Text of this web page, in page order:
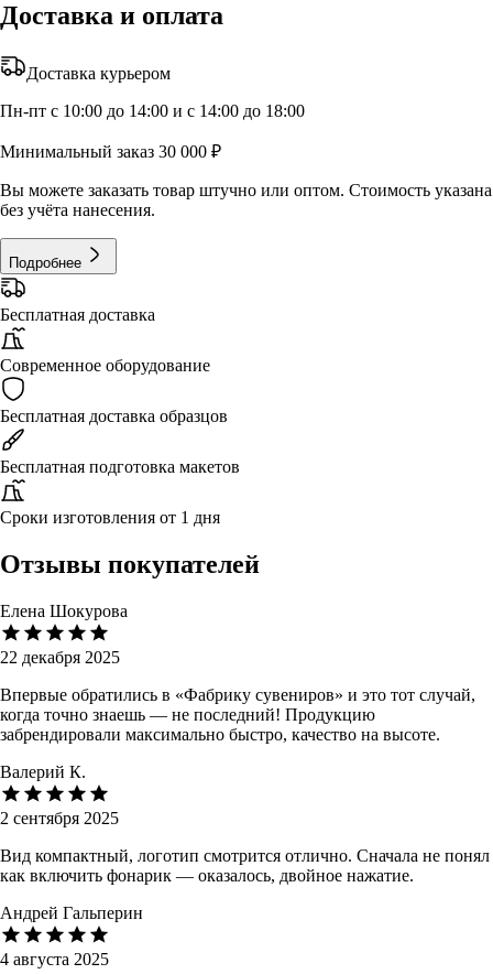
Доставка и оплата
Доставка курьером
Пн-пт с 10:00 до 14:00 и с 14:00 до 18:00
Минимальный заказ 30 000 ₽
Вы можете заказать товар штучно или оптом. Стоимость указана
без учёта нанесения.
Подробнее
Бесплатная доставка
Современное оборудование
Бесплатная доставка образцов
Бесплатная подготовка макетов
Сроки изготовления от 1 дня
Отзывы покупателей
Елена Шокурова
22 декабря 2025
Впервые обратились в «Фабрику сувениров» и это тот случай,
когда точно знаешь — не последний! Продукцию
забрендировали максимально быстро, качество на высоте.
Валерий К.
2 сентября 2025
Вид компактный, логотип смотрится отлично. Сначала не понял
как включить фонарик — оказалось, двойное нажатие.
Андрей Гальперин
4 августа 2025